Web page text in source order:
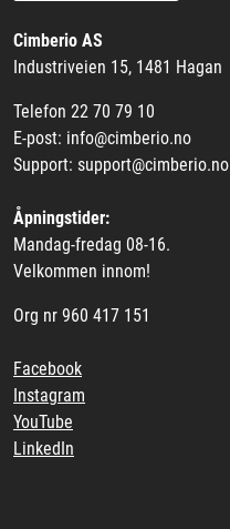
Cimberio AS
Industriveien 15, 1481 Hagan
Telefon 22 70 79 10
E-post: info@cimberio.no
Support: support@cimberio.no
Åpningstider:
Mandag-fredag 08-16.
Velkommen innom!
Org nr 960 417 151
Facebook
Instagram
YouTube
LinkedIn